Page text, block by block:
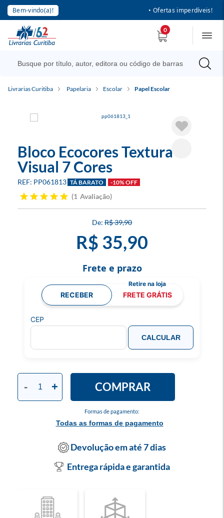
Bem-vindo(a)! • Ofertas imperdíveis!
0
Livrarias Curitiba Papelaria Escolar Papel Escolar
Bloco Ecocores Textura
Visual 7 Cores
PP061813 TÁ BARATO -10% OFF
1 Avaliação
R$ 39,90
R$ 35,90
Formas de pagamento:
Todas as formas de pagamento
- + COMPRAR
Frete e prazo
RECEBER FRETE GRÁTIS
CEP
CALCULAR
Devolução em até 7 dias
Entrega rápida e garantida